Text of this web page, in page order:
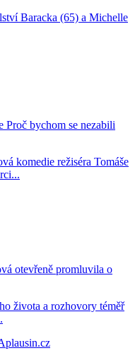
Baracka (65) a Michelle
Proč bychom se nezabili
komedie režiséra Tomáše
otevřeně promluvila o
života a rozhovory téměř